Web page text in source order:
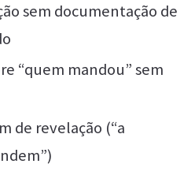
sem documentação de
“quem mandou” sem
de revelação (“a